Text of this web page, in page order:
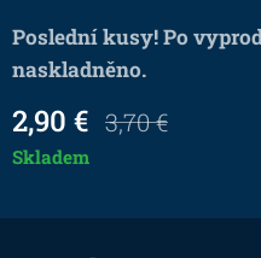
Poslední kusy! Po
naskladněno.
2,90 € 3,70€
Skladem